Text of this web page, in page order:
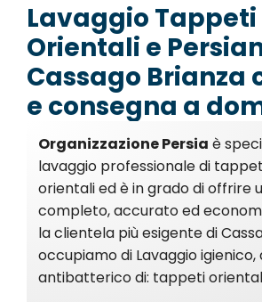
Lavaggio Tappeti
Orientali e
Cassago Brianza
e consegna a
Organizzazione Persia è
lavaggio professionale di
orientali ed è in grado di offrire
completo, accurato ed
la clientela più esigente di
occupiamo di Lavaggio
antibatterico di: tappeti